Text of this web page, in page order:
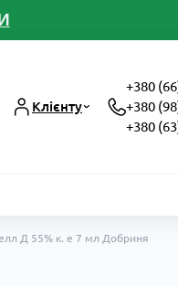
Клієнту
+380
+380
+380
Д 55% к. е 7 мл Добриня